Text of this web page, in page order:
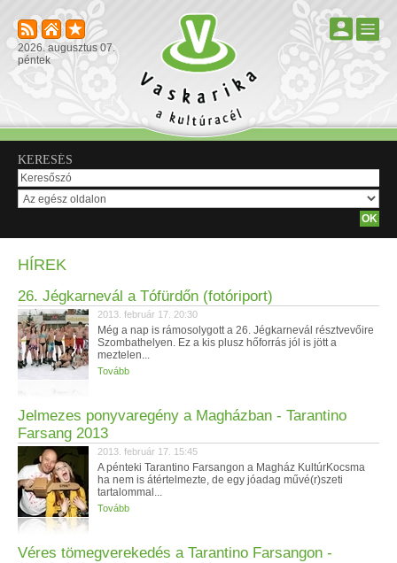
2026. augusztus 07.
péntek
KERESÉS
HÍREK
26. Jégkarnevál a Tófürdőn (fotóriport)
2013. február 17. 20:30
Még a nap is rámosolygott a 26. Jégkarnevál résztvevőire
Szombathelyen. Ez a kis plusz hőforrás jól is jött a
meztelen...
Tovább
Jelmezes ponyvaregény a Magházban - Tarantino
Farsang 2013
2013. február 17. 15:45
A pénteki Tarantino Farsangon a Magház KultúrKocsma
ha nem is átértelmezte, de egy jóadag művé(r)szeti
tartalommal...
Tovább
Véres tömegverekedés a Tarantino Farsangon -